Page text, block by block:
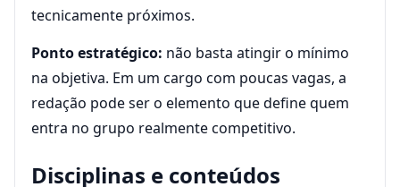
tecnicamente próximos.
Ponto estratégico: não basta atingir o mínimo
na objetiva. Em um cargo com poucas vagas, a
redação pode ser o elemento que define quem
entra no grupo realmente competitivo.
Disciplinas e conteúdos